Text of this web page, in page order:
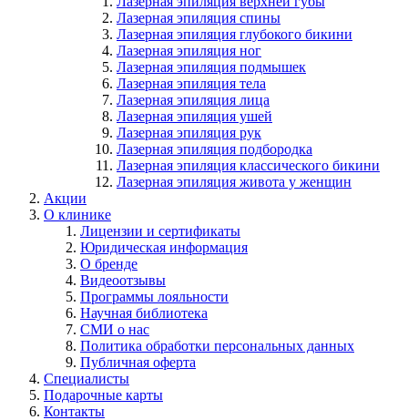
Лазерная эпиляция спины
Лазерная эпиляция глубокого бикини
Лазерная эпиляция ног
Лазерная эпиляция подмышек
Лазерная эпиляция тела
Лазерная эпиляция лица
Лазерная эпиляция ушей
Лазерная эпиляция рук
Лазерная эпиляция подбородка
Лазерная эпиляция классического бикини
Лазерная эпиляция живота у женщин
Акции
О клинике
Лицензии и сертификаты
Юридическая информация
О бренде
Видеоотзывы
Программы лояльности
Научная библиотека
СМИ о нас
Политика обработки персональных данных
Публичная оферта
Специалисты
Подарочные карты
Контакты